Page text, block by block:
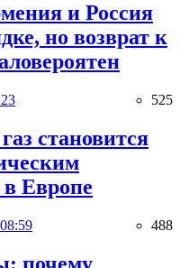
и Россия
но возврат к
525
становится
Европе
488
почему